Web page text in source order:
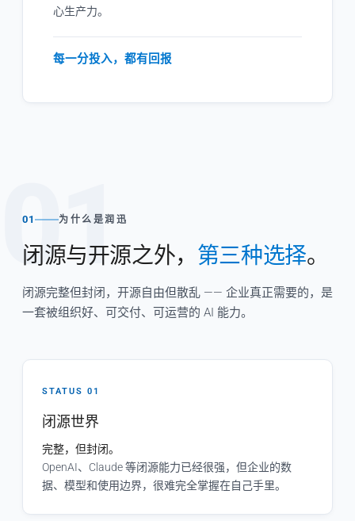
心生产力。
每一分投入，都有回报
01
01 为什么是润迅
闭源与开源之外， 第三种选择。
闭源完整但封闭，开源自由但散乱 —— 企业真正需要的，是
一套被组织好、可交付、可运营的 AI 能力。
STATUS 01
闭源世界
完整，但封闭。
OpenAI、Claude 等闭源能力已经很强，但企业的数
据、模型和使用边界，很难完全掌握在自己手里。